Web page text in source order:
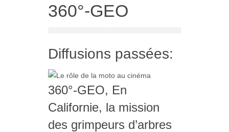
360°-GEO
Diffusions passées:
360°-GEO, En
Californie, la mission
des grimpeurs d’arbres